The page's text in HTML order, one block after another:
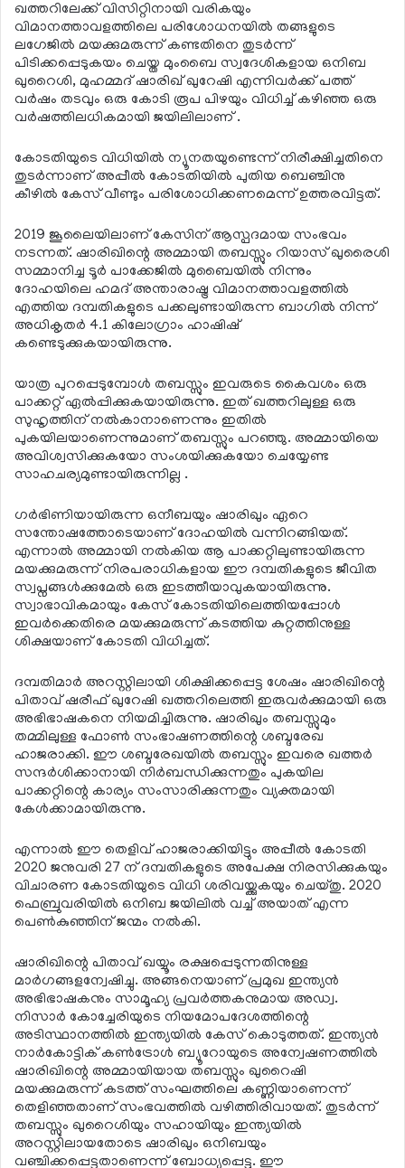
ഖത്തറിലേക്ക് വിസിറ്റിനായി വരികയും
വിമാനത്താവളത്തിലെ പരിശോധനയില്‍ തങ്ങളുടെ
ലഗേജില്‍ മയക്കുമരുന്ന് കണ്ടതിനെ തുടര്‍ന്ന്
പിടിക്കപ്പെടുകയം ചെയ്ത മുംബൈ സ്വദേശികളായ ഒനിബ
ഖുറൈശി, മുഹമ്മദ് ഷാരിഖ് ഖുറേഷി എന്നിവര്‍ക്ക് പത്ത്
വര്‍ഷം തടവും ഒരു കോടി രൂപ പിഴയും വിധിച്ച് കഴിഞ്ഞ ഒരു
വര്‍ഷത്തിലധികമായി ജയിലിലാണ് .
കോടതിയുടെ വിധിയില്‍ ന്യൂനതയുണ്ടെന്ന് നിരീക്ഷിച്ചതിനെ
തുടര്‍ന്നാണ് അപ്പീല്‍ കോടതിയില്‍ പുതിയ ബെഞ്ചിനു
കീഴില്‍ കേസ് വീണ്ടും പരിശോധിക്കണമെന്ന് ഉത്തരവിട്ടത്.
2019 ജൂലൈയിലാണ് കേസിന് ആസ്പദമായ സംഭവം
നടന്നത്. ഷാരിഖിന്റെ അമ്മായി തബസ്സും റിയാസ് ഖുരൈശി
സമ്മാനിച്ച ടൂര്‍ പാക്കേജില്‍ മുബൈയില്‍ നിന്നും
ദോഹയിലെ ഹമദ് അന്താരാഷ്ട്ര വിമാനത്താവളത്തില്‍
എത്തിയ ദമ്പതികളുടെ പക്കലുണ്ടായിരുന്ന ബാഗില്‍ നിന്ന്
അധികൃതര്‍ 4.1 കിലോഗ്രാം ഹാഷിഷ്
കണ്ടെടുക്കുകയായിരുന്നു.
യാത്ര പുറപ്പെടുമ്പോള്‍ തബസ്സും ഇവരുടെ കൈവശം ഒരു
പാക്കറ്റ് ഏല്‍പ്പിക്കുകയായിരുന്നു. ഇത് ഖത്തറിലുള്ള ഒരു
സുഹൃത്തിന് നല്‍കാനാണെന്നും ഇതില്‍
പുകയിലയാണെന്നുമാണ് തബസ്സും പറഞ്ഞു. അമ്മായിയെ
അവിശ്വസിക്കുകയോ സംശയിക്കുകയോ ചെയ്യേണ്ട
സാഹചര്യമുണ്ടായിരുന്നില്ല .
ഗര്‍ഭിണിയായിരുന്ന ഒനീബയും ഷാരിഖും ഏറെ
സന്തോഷത്തോടെയാണ് ദോഹയില്‍ വന്നിറങ്ങിയത്.
എന്നാല്‍ അമ്മായി നല്‍കിയ ആ പാക്കറ്റിലുണ്ടായിരുന്ന
മയക്കുമരുന്ന് നിരപരാധികളായ ഈ ദമ്പതികളുടെ ജീവിത
സ്വപ്നങ്ങള്‍ക്കുമേല്‍ ഒരു ഇടത്തീയാവുകയായിരുന്നു.
സ്വാഭാവികമായും കേസ് കോടതിയിലെത്തിയപ്പോള്‍
ഇവര്‍ക്കെതിരെ മയക്കുമരുന്ന് കടത്തിയ കുറ്റത്തിനുള്ള
ശിക്ഷയാണ് കോടതി വിധിച്ചത്.
ദമ്പതിമാര്‍ അറസ്റ്റിലായി ശിക്ഷിക്കപ്പെട്ട ശേഷം ഷാരിഖിന്റെ
പിതാവ് ഷരീഫ് ഖുറേഷി ഖത്തറിലെത്തി ഇരുവര്‍ക്കുമായി ഒരു
അഭിഭാഷകനെ നിയമിച്ചിരുന്നു. ഷാരിഖും തബസ്സുമും
തമ്മിലുള്ള ഫോണ്‍ സംഭാഷണത്തിന്റെ ശബ്ദരേഖ
ഹാജരാക്കി. ഈ ശബ്ദരേഖയില്‍ തബസ്സും ഇവരെ ഖത്തര്‍
സന്ദര്‍ശിക്കാനായി നിര്‍ബന്ധിക്കുന്നതും പുകയില
പാക്കറ്റിന്റെ കാര്യം സംസാരിക്കുന്നതും വ്യക്തമായി
കേള്‍ക്കാമായിരുന്നു.
എന്നാല്‍ ഈ തെളിവ് ഹാജരാക്കിയിട്ടും അപ്പീല്‍ കോടതി
2020 ജനുവരി 27 ന് ദമ്പതികളുടെ അപേക്ഷ നിരസിക്കുകയും
വിചാരണ കോടതിയുടെ വിധി ശരിവയ്ക്കുകയും ചെയ്തു. 2020
ഫെബ്രുവരിയില്‍ ഒനിബ ജയിലില്‍ വച്ച് അയാത് എന്ന
പെണ്‍കുഞ്ഞിന് ജന്മം നല്‍കി.
ഷാരിഖിന്റെ പിതാവ് ഖയ്യൂം രക്ഷപ്പെടുന്നതിനുള്ള
മാര്‍ഗങ്ങളന്വേഷിച്ചു. അങ്ങനെയാണ് പ്രമുഖ ഇന്ത്യന്‍
അഭിഭാഷകനും സാമൂഹ്യ പ്രവര്‍ത്തകനുമായ അഡ്വ.
നിസാര്‍ കോച്ചേരിയുടെ നിയമോപദേശത്തിന്റെ
അടിസ്ഥാനത്തില്‍ ഇന്ത്യയില്‍ കേസ് കൊടുത്തത്. ഇന്ത്യന്‍
നാര്‍കോട്ടിക് കണ്‍ട്രോള്‍ ബ്യൂറോയുടെ അന്വേഷണത്തില്‍
ഷാരിഖിന്റെ അമ്മായിയായ തബസ്സും ഖുറൈഷി
മയക്കുമരുന്ന് കടത്ത് സംഘത്തിലെ കണ്ണിയാണെന്ന്
തെളിഞ്ഞതാണ് സംഭവത്തില്‍ വഴിത്തിരിവായത്. തുടര്‍ന്ന്
തബസ്സും ഖുറൈശിയും സഹായിയും ഇന്ത്യയില്‍
അറസ്റ്റിലായതോടെ ഷാരിഖും ഒനിബയും
വഞ്ചിക്കപ്പെട്ടതാണെന്ന് ബോധ്യപ്പെട്ടു. ഈ